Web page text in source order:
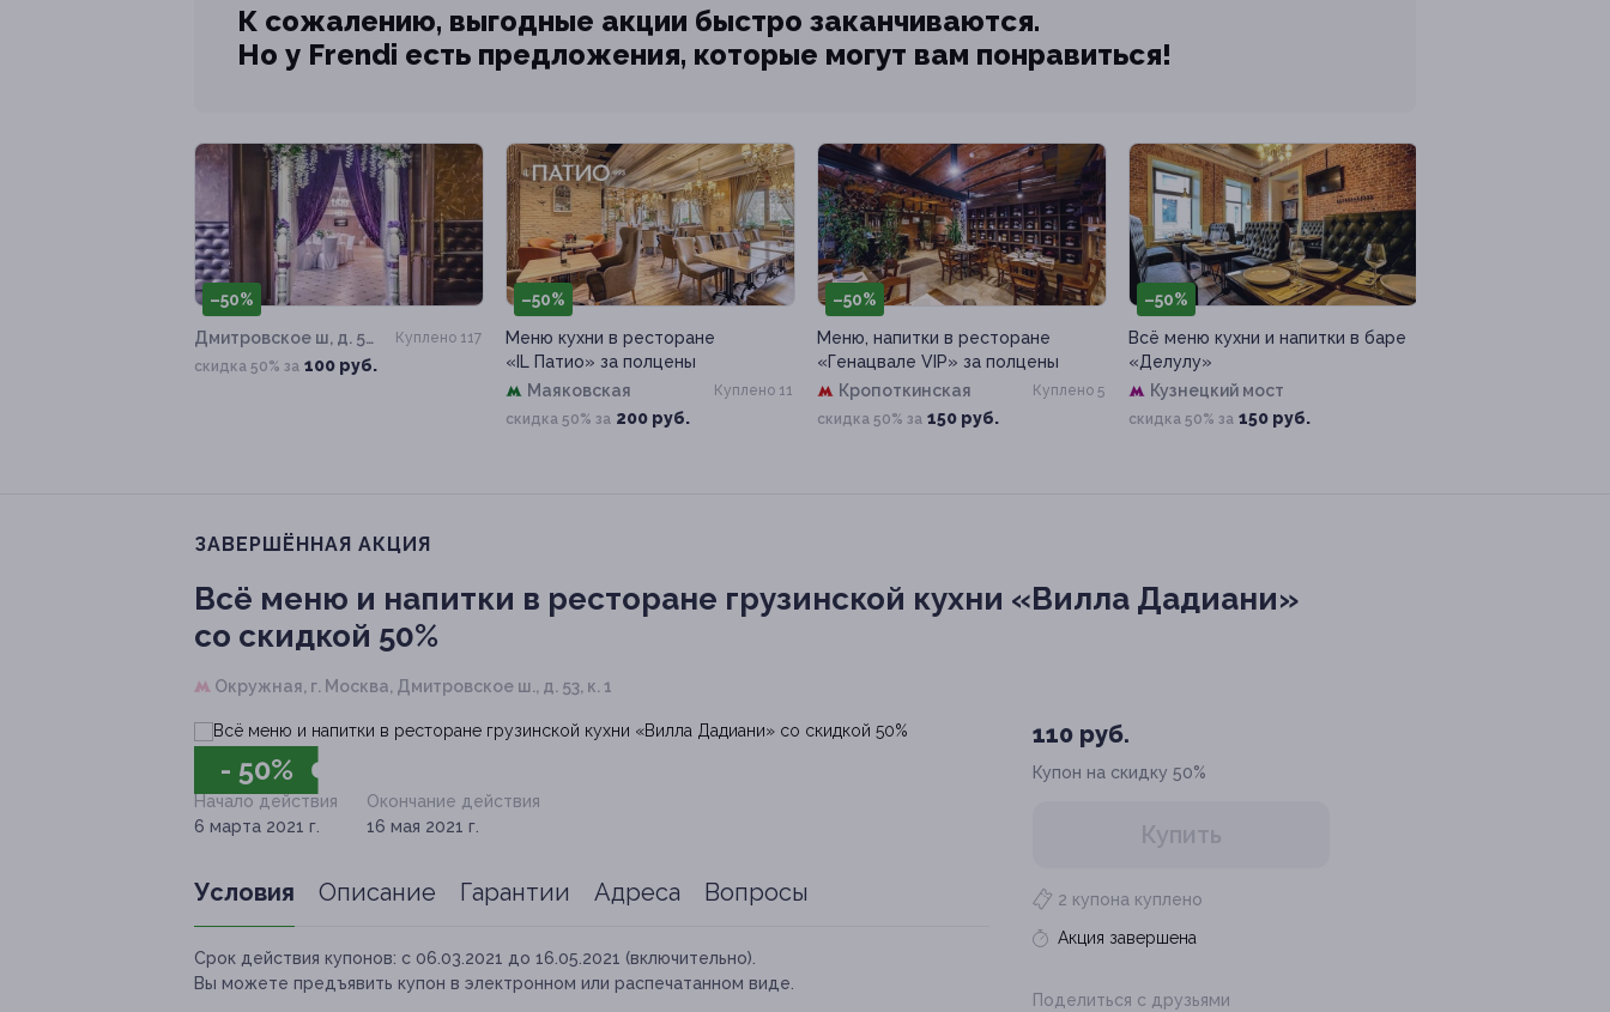
К сожалению, выгодные акции быстро заканчиваются.
Но у Frendi есть предложения, которые могут вам понравиться!
–50%
Дмитровское ш, д. 53,
к. 1
скидка 50% за 100 руб.
Куплено 117
–50%
Меню кухни в ресторане
«IL Патио» за полцены
Маяковская
скидка 50% за 200 руб.
Куплено 11
–50%
Меню, напитки в ресторане
«Генацвале VIP» за полцены
Кропоткинская
скидка 50% за 150 руб.
Куплено 5
–50%
Всё меню кухни и напитки в баре
«Делулу»
Кузнецкий мост
скидка 50% за 150 руб.
ЗАВЕРШЁННАЯ АКЦИЯ
Всё меню и напитки в ресторане грузинской кухни «Вилла Дадиани»
со скидкой 50%
Окружная, г. Москва, Дмитровское ш., д. 53, к. 1
- 50%
110 руб.
Купон на скидку 50%
Купить
2 купона куплено
Акция завершена
Поделиться с друзьями
Начало действия
6 марта 2021 г.
Окончание действия
16 мая 2021 г.
Условия Описание Гарантии Адреса Вопросы
Срок действия купонов: с 06.03.2021 до 16.05.2021 (включительно).
Вы можете предъявить купон в электронном или распечатанном виде.